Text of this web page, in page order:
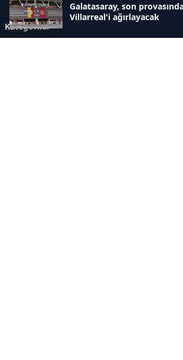
Galatasaray, son
Villarreal'i ağırlayacak
Kategoriler